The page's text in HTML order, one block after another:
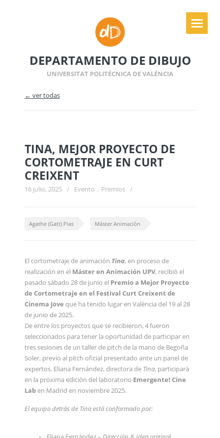
DEPARTAMENTO DE DIBUJO
UNIVERSITAT POLITÉCNICA DE VALÉNCIA
← ver todas
TINA, MEJOR PROYECTO DE
CORTOMETRAJE EN CURT
CREIXENT
16 julio, 2025 / Evento , Premios /
Agathe (Gatt) Pias Máster Animación
El cortometraje de animación Tina, en proceso de
realización en el Máster en Animación UPV, recibió el
pasado sábado 28 de junio el Premio a Mejor Proyecto
de Cortometraje en el Festival Curt Creixent de
Cinema Jove que ha tenido lugar en València del 19 al 28
de junio de 2025.
De entre los proyectos que se recibieron, 4 fueron
seleccionados para tener la oportunidad de participar en
tres sesiones de un taller de pitch de la mano de Begoña
Soler, previo al pitch oficial presentado ante un panel de
expertos. Eliana Fernández, directora de Tina, participará
en la próxima edición del laboratorio Emergente! Cine
Laben Madrid en noviembre 2025.
El equipo detrás de Tina está conformado por: